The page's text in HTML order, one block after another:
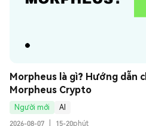
Morpheus là gì? Hướng dẫn
Morpheus Crypto
Người mới
AI
2026-08-07
15-20phút